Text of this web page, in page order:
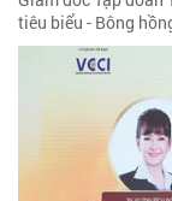
tiêu biểu - Bông